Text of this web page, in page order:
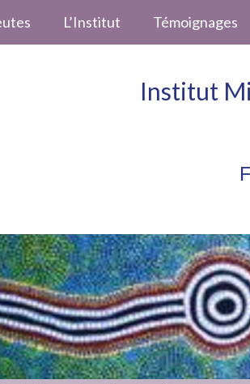
L’Institut Témoignages
Institut